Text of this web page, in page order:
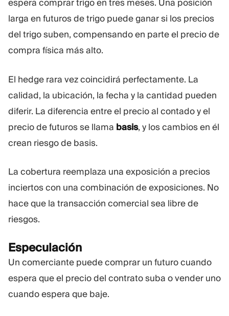
espera comprar trigo en tres meses. Una posición
larga en futuros de trigo puede ganar si los precios
del trigo suben, compensando en parte el precio de
compra física más alto.
El hedge rara vez coincidirá perfectamente. La
calidad, la ubicación, la fecha y la cantidad pueden
diferir. La diferencia entre el precio al contado y el
precio de futuros se llama basis, y los cambios en él
crean riesgo de basis.
La cobertura reemplaza una exposición a precios
inciertos con una combinación de exposiciones. No
hace que la transacción comercial sea libre de
riesgos.
Especulación
Un comerciante puede comprar un futuro cuando
espera que el precio del contrato suba o vender uno
cuando espera que baje.